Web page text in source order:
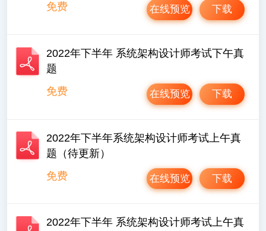
免费
下载
在线预览
2022年下半年 系统架构设计师考试下午真
题
免费
下载
在线预览
2022年下半年系统架构设计师考试上午真
题（待更新）
免费
下载
在线预览
2022年下半年 系统架构设计师考试上午真